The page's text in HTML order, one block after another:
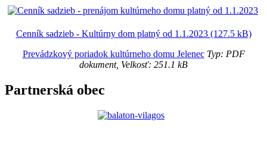
Cenník sadzieb - Kultúrny dom platný od 1.1.2023 (127.5 kB)
Prevádzkový poriadok kultúrneho domu JelenecTyp: PDF
dokument, Velkosť: 251.1 kB
Partnerská obec